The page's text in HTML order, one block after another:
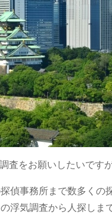
査をお願いしたいで
偵事務所まで数多く
浮気調査から人探しま